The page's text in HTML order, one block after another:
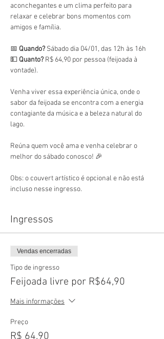
aconchegantes e um clima perfeito para
relaxar e celebrar bons momentos com
amigos e família.
📅 Quando? Sábado dia 04/01, das 12h às 16h
💵 Quanto? R$ 64,90 por pessoa (feijoada à
vontade).
Venha viver essa experiência única, onde o
sabor da feijoada se encontra com a energia
contagiante da música e a beleza natural do
lago.
Reúna quem você ama e venha celebrar o
melhor do sábado conosco! 🎉
Obs: o couvert artístico é opcional e não está
incluso nesse ingresso.
Ingressos
Vendas encerradas
Tipo de ingresso
Feijoada livre por R$64,90
Mais informações
Preço
R$ 64,90